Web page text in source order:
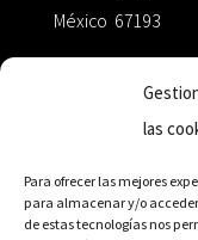
las
Para ofrecer las mejores
para almacenar y/o
de estas tecnologías nos
México 67193
+52 811.499.5638
RED DE